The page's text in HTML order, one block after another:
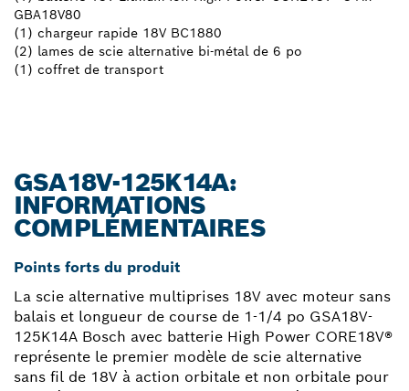
GBA18V80
(1) chargeur rapide 18V BC1880
(2) lames de scie alternative bi-métal de 6 po
(1) coffret de transport
GSA18V-125K14A:
INFORMATIONS
COMPLÉMENTAIRES
Points forts du produit
La scie alternative multiprises 18V avec moteur sans
balais et longueur de course de 1-1/4 po GSA18V-
125K14A Bosch avec batterie High Power CORE18V®
représente le premier modèle de scie alternative
sans fil de 18V à action orbitale et non orbitale pour